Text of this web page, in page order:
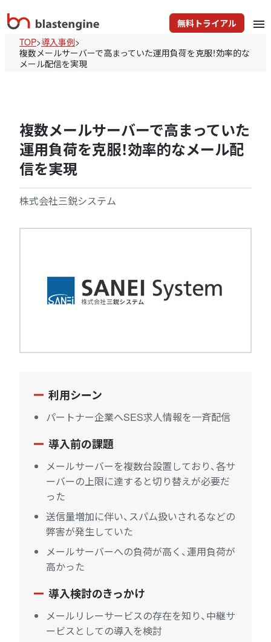
無料トライアル menu
TOP>導入事例>
複数メールサーバーで高まっていた運用負荷を克服！効率的な
メール配信を実現
複数メールサーバーで高まっていた
運用負荷を克服！効率的なメール配
信を実現
株式会社三鋭システム
利用シーン
パートナー企業へSES求人情報を一斉配信
導入前の課題
メールサーバーを複数台設置しており、各サ
ーバーの上限に達すると切り替えが必要だ
った
送信量増加に伴い、スパム扱いされるなどの
弊害が発生していた
メールサーバーへの負荷が高く、運用負荷が
高かった
導入検討のきっかけ
メールリレーサービスの存在を知り、中継サ
ービスとしての導入を検討